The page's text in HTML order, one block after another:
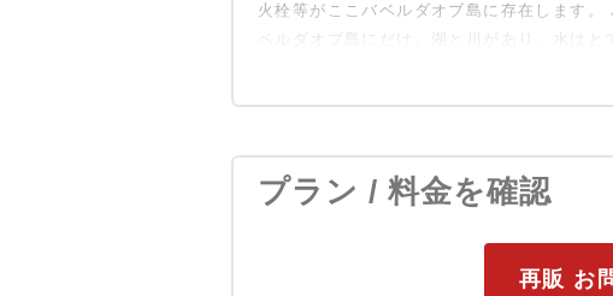
火栓等がここバベルダオブ島に存在します
ベルダオブ島にだけ、湖と川があり、水はと
プラン / 料金を確認
再販 お